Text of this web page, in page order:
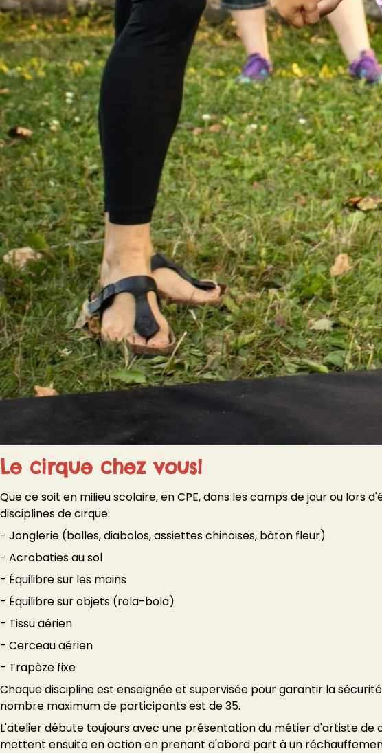
Le cirque chez vous!
Que ce soit en milieu scolaire, en CPE, dans les camps de jour ou
disciplines de cirque:
- Jonglerie (balles, diabolos, assiettes chinoises, bâton fleur)
- Acrobaties au sol
- Équilibre sur les mains
- Équilibre sur objets (rola-bola)
- Tissu aérien
- Cerceau aérien
- Trapèze fixe
Chaque discipline est enseignée et supervisée pour garantir la
nombre maximum de participants est de 35.
L'atelier débute toujours avec une présentation du métier d'artiste de
mettent ensuite en action en prenant d'abord part à un